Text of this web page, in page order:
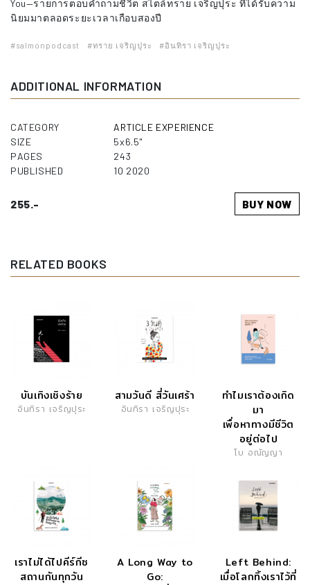
You—รายการตอบคำถามชีวิต สไตล์ทราย เจริญปุระ ที่ได้รับความ
นิยมมาตลอดระยะเวลาเกือบสองปี
#salmonpodcast #ทราย เจริญปุระ #อินทิรา เจริญปุระ
ADDITIONAL INFORMATION
CATEGORY ARTICLE EXPERIENCE
SIZE
5x6.5"
PAGES
243
PUBLISHED
10 2020
255.- BUY NOW
RELATED BOOKS
บันเทิงเชิงร้าย
อินทิรา เจริญปุระ
สามวันดี สี่วันเศร้า
อินทิรา เจริญปุระ
ทำไมเราต้องเกิด
มา
เพื่อหาทางมีชีวิต
อยู่ต่อไป
โบ อณัญญา
เราไม่ได้ไปคีร์กีซ
สถานกันทุกวัน
A Long Way to
Go:
Left Behind:
เมื่อโลกทิ้งเราไว้ที่